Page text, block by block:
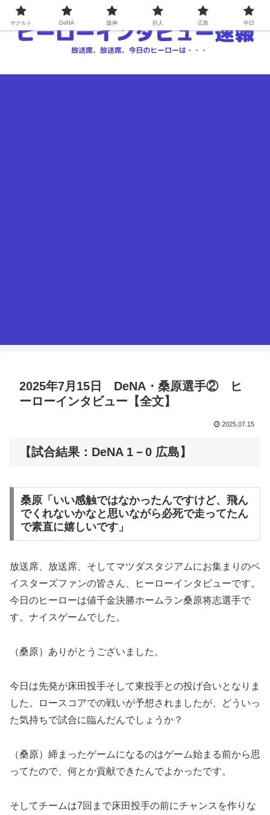
2025年7月15日 DeNA・桑原選手② ヒ
ーローインタビュー【全文】
2025.07.15
【試合結果：DeNA 1－0 広島】
桑原「いい感触ではなかったんですけど、飛ん
でくれないかなと思いながら必死で走ってたん
で素直に嬉しいです」
放送席、放送席、そしてマツダスタジアムにお集まりのベ
イスターズファンの皆さん、ヒーローインタビューです。
今日のヒーローは値千金決勝ホームラン桑原将志選手で
す。ナイスゲームでした。
（桑原）ありがとうございました。
今日は先発が床田投手そして東投手との投げ合いとなりま
した。ロースコアでの戦いが予想されましたが、どういっ
た気持ちで試合に臨んだんでしょうか？
（桑原）締まったゲームになるのはゲーム始まる前から思
ってたので、何とか貢献できたんでよかったです。
そしてチームは7回まで床田投手の前にチャンスを作りな
ヤクルト DeNA 阪神 巨人 広島 中日